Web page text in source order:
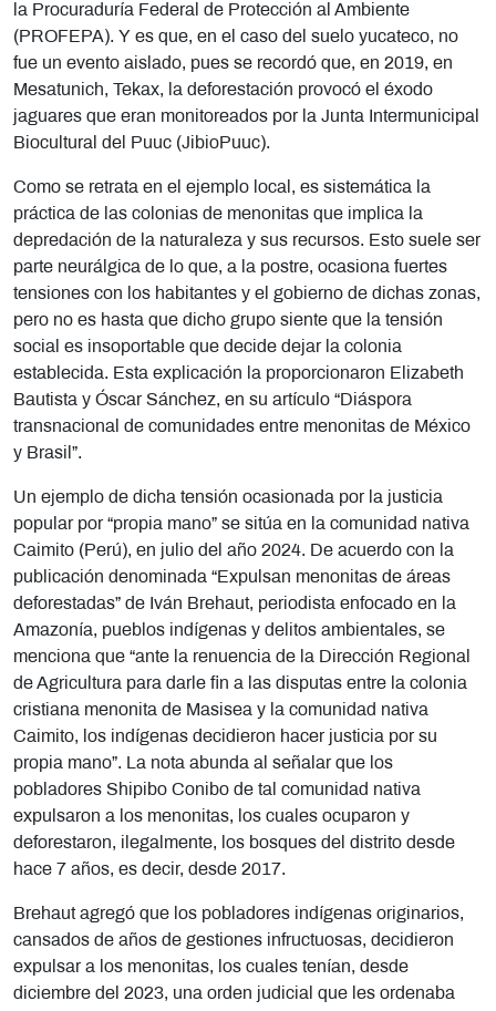
la Procuraduría Federal de Protección al Ambiente
(PROFEPA). Y es que, en el caso del suelo yucateco, no
fue un evento aislado, pues se recordó que, en 2019, en
Mesatunich, Tekax, la deforestación provocó el éxodo
jaguares que eran monitoreados por la Junta Intermunicipal
Biocultural del Puuc (JibioPuuc).
Como se retrata en el ejemplo local, es sistemática la
práctica de las colonias de menonitas que implica la
depredación de la naturaleza y sus recursos. Esto suele ser
parte neurálgica de lo que, a la postre, ocasiona fuertes
tensiones con los habitantes y el gobierno de dichas zonas,
pero no es hasta que dicho grupo siente que la tensión
social es insoportable que decide dejar la colonia
establecida. Esta explicación la proporcionaron Elizabeth
Bautista y Óscar Sánchez, en su artículo “Diáspora
transnacional de comunidades entre menonitas de México
y Brasil”.
Un ejemplo de dicha tensión ocasionada por la justicia
popular por “propia mano” se sitúa en la comunidad nativa
Caimito (Perú), en julio del año 2024. De acuerdo con la
publicación denominada “Expulsan menonitas de áreas
deforestadas” de Iván Brehaut, periodista enfocado en la
Amazonía, pueblos indígenas y delitos ambientales, se
menciona que “ante la renuencia de la Dirección Regional
de Agricultura para darle fin a las disputas entre la colonia
cristiana menonita de Masisea y la comunidad nativa
Caimito, los indígenas decidieron hacer justicia por su
propia mano”. La nota abunda al señalar que los
pobladores Shipibo Conibo de tal comunidad nativa
expulsaron a los menonitas, los cuales ocuparon y
deforestaron, ilegalmente, los bosques del distrito desde
hace 7 años, es decir, desde 2017.
Brehaut agregó que los pobladores indígenas originarios,
cansados de años de gestiones infructuosas, decidieron
expulsar a los menonitas, los cuales tenían, desde
diciembre del 2023, una orden judicial que les ordenaba